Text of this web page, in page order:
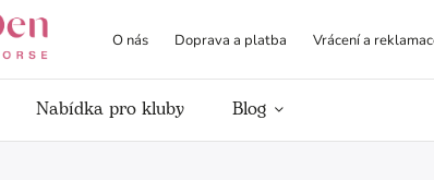
O nás Doprava a platba Vrácení a
Nabídka pro kluby Blog